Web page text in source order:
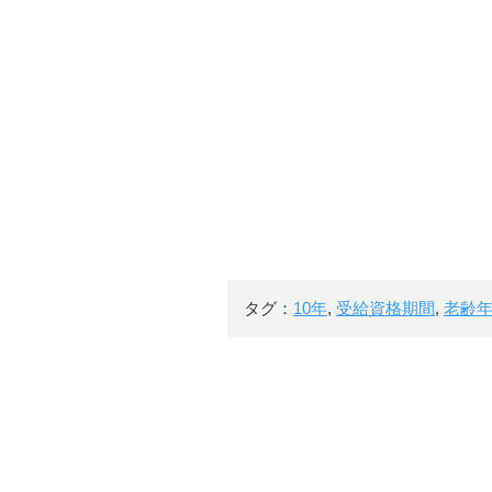
タグ： 10年, 受給資格期間, 老齢